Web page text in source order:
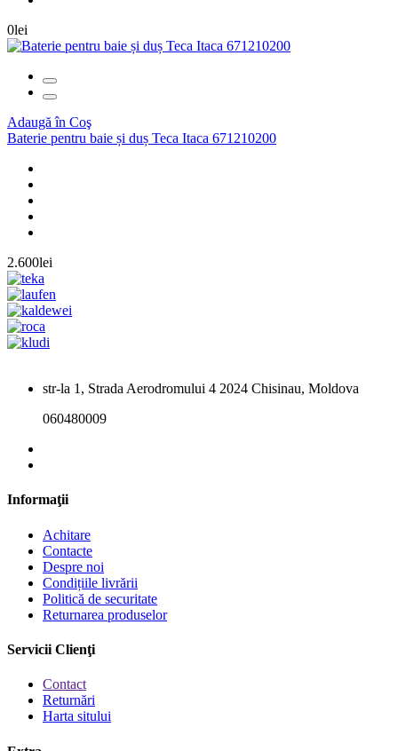
0lei
Adaugă în Coş
Baterie pentru baie și duș Teca Itaca 671210200
2.600lei
str-la 1, Strada Aerodromului 4 2024 Chisinau, Moldova
060480009
Informaţii
Achitare
Contacte
Despre noi
Condițiile livrării
Politică de securitate
Returnarea produselor
Servicii Clienţi
Contact
Returnări
Harta sitului